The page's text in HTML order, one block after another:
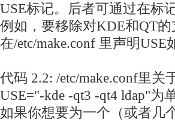
USE标记。后者可通过在标
例如，要移除对KDE和QT
在/etc/make.conf 里声明USE
代码 2.2: /etc/make.conf里关
USE="-kde -qt3 -qt4 ldap"为
如果你想要为一个（或者几